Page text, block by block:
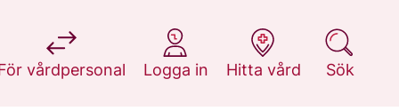
vårdpersonal
på 1177.se
Logga in
på 1177.se
Hitta vård
på 1177.se
Sök
på 1177.se